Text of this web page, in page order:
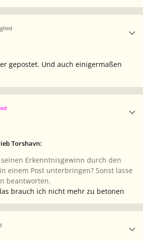
gepostet. Und auch einigermaßen
Torshavn:
Erkenntnisgewinn durch den
einem Post unterbringen? Sonst lasse
beantworten.
brauch ich nicht mehr zu betonen